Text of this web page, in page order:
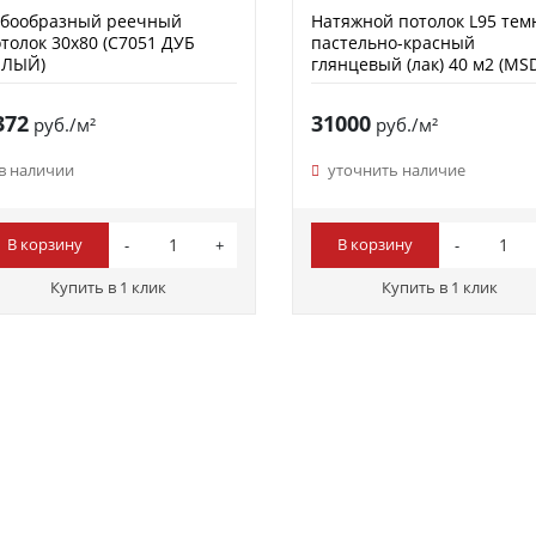
реечный
30х80 (C7051 ДУБ
руб./м²
наличии
В корзину
Купить в 1 клик
Натяжной потолок L95
пастельно-красный
глянцевый (лак) 40 м2
31000 руб./м²
уточнить наличие
В корзину
Купить в 1 клик